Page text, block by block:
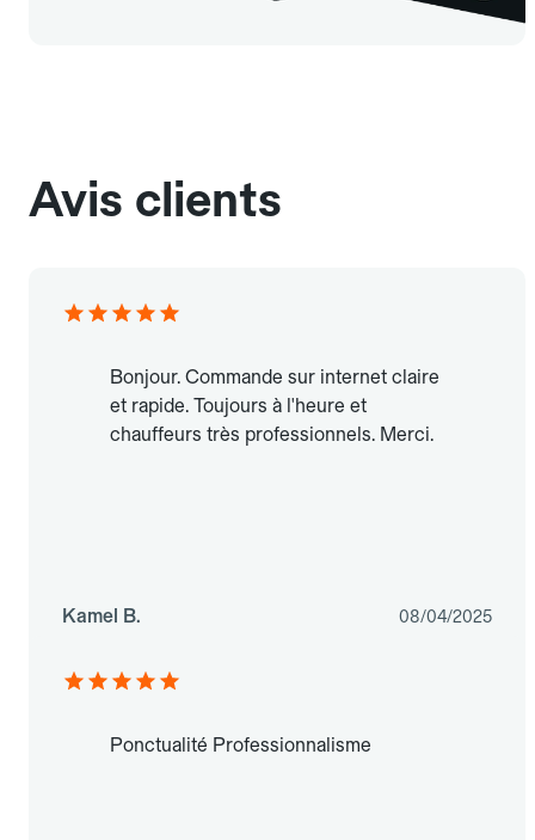
Avis clients
Bonjour. Commande sur internet claire
et rapide. Toujours à l'heure et
chauffeurs très professionnels. Merci.
Kamel B. 08/04/2025
Ponctualité Professionnalisme